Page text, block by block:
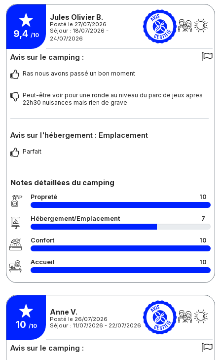
9,4 /10
Jules Olivier B.
Posté le 27/07/2026
Séjour : 18/07/2026 -
24/07/2026
Avis sur le camping :
Ras nous avons passé un bon moment
Peut-être voir pour une ronde au niveau du parc de jeux apres
22h30 nuisances mais rien de grave
Avis sur l'hébergement : Emplacement
Parfait
Notes détaillées du camping
Propreté 10
Hébergement/Emplacement 7
Confort 10
Accueil 10
10 /10
Anne V.
Posté le 26/07/2026
Séjour : 11/07/2026 - 22/07/2026
Avis sur le camping :